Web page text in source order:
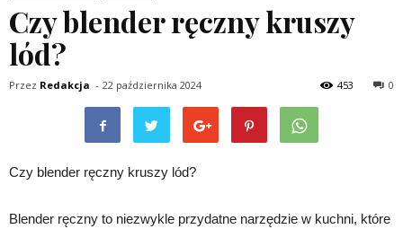
Czy blender ręczny kruszy
lód?
Przez Redakcja - 22 października 2024 0
453
Czy blender ręczny kruszy lód?
Blender ręczny to niezwykle przydatne narzędzie w kuchni, które